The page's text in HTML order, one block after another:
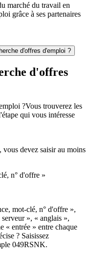
marché du travail en
grâce à ses partenaires
d'offres d'emploi ?
d'offres
?Vous trouverez les
qui vous intéresse
devez saisir au moins
n° d'offre »
mot-clé, n° d'offre »,
», « anglais »,
« entrée » entre chaque
? Saisissez
049RSNK.